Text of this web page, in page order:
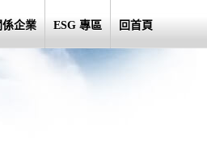
係企業 ESG 專區 回首頁